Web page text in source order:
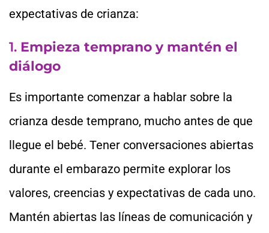
expectativas de crianza:
1. Empieza temprano y mantén el
diálogo
Es importante comenzar a hablar sobre la
crianza desde temprano, mucho antes de que
llegue el bebé. Tener conversaciones abiertas
durante el embarazo permite explorar los
valores, creencias y expectativas de cada uno.
Mantén abiertas las líneas de comunicación y